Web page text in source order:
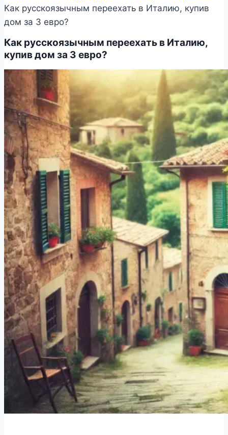
Как русскоязычным переехать в Италию, купив
дом за 3 евро?
Как русскоязычным переехать в Италию,
купив дом за 3 евро?